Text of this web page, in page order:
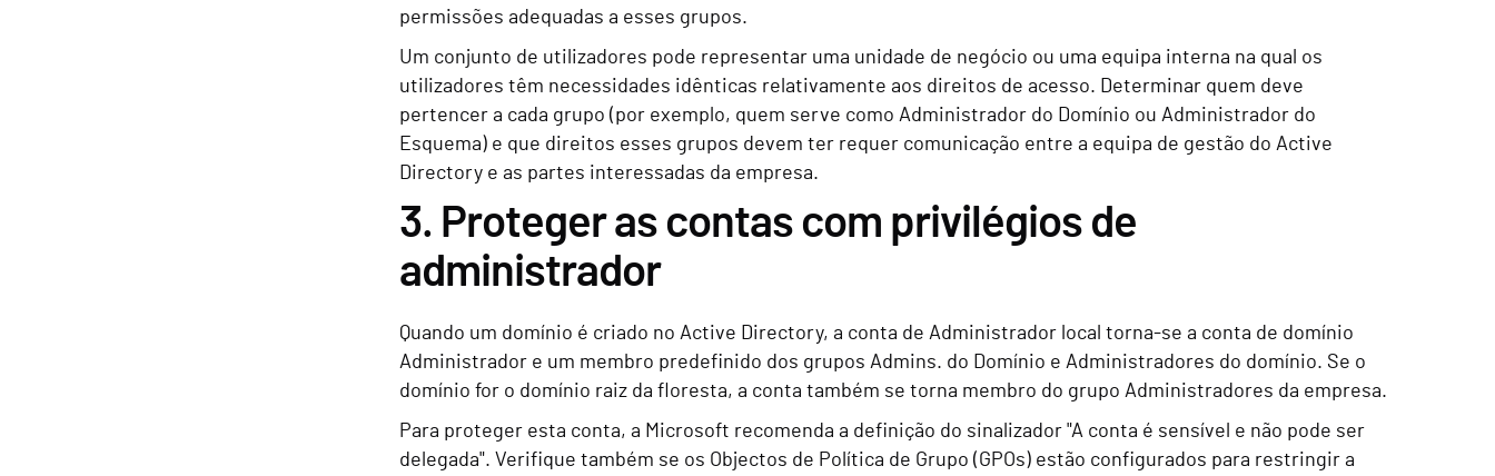
permissões adequadas a esses grupos.
Um conjunto de utilizadores pode representar uma unidade de negócio ou uma equipa interna na qual os
utilizadores têm necessidades idênticas relativamente aos direitos de acesso. Determinar quem deve
pertencer a cada grupo (por exemplo, quem serve como Administrador do Domínio ou Administrador do
Esquema) e que direitos esses grupos devem ter requer comunicação entre a equipa de gestão do Active
Directory e as partes interessadas da empresa.
3. Proteger as contas com privilégios de
administrador
Quando um domínio é criado no Active Directory, a conta de Administrador local torna-se a conta de domínio
Administrador e um membro predefinido dos grupos Admins. do Domínio e Administradores do domínio. Se o
domínio for o domínio raiz da floresta, a conta também se torna membro do grupo Administradores da empresa.
Para proteger esta conta, a Microsoft recomenda a definição do sinalizador "A conta é sensível e não pode ser
delegada". Verifique também se os Objectos de Política de Grupo (GPOs) estão configurados para restringir a